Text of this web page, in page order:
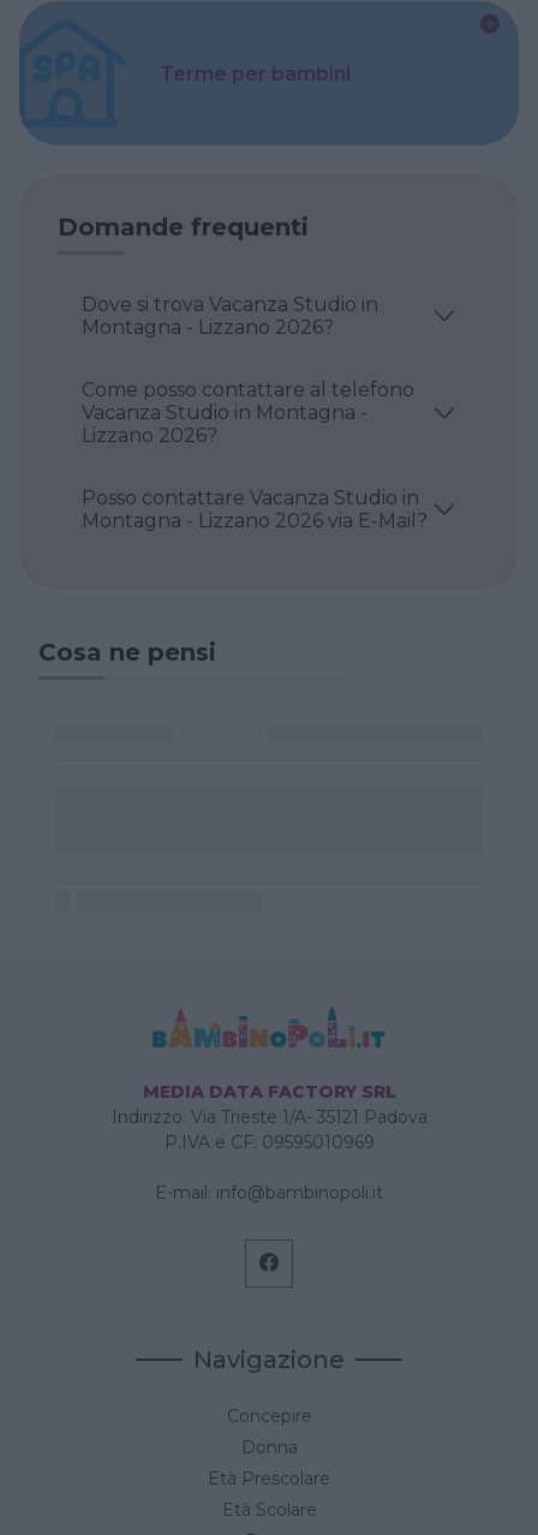
Terme per bambini
Domande frequenti
Dove si trova Vacanza Studio in
Montagna - Lizzano 2026?
Come posso contattare al telefono
Vacanza Studio in Montagna -
Lizzano 2026?
Posso contattare Vacanza Studio in
Montagna - Lizzano 2026 via E-Mail?
Cosa ne pensi
MEDIA DATA FACTORY SRL
Indirizzo: Via Trieste 1/A- 35121 Padova
P.IVA e CF: 09595010969
E-mail: info@bambinopoli.it
Navigazione
Concepire
Donna
Età Prescolare
Età Scolare